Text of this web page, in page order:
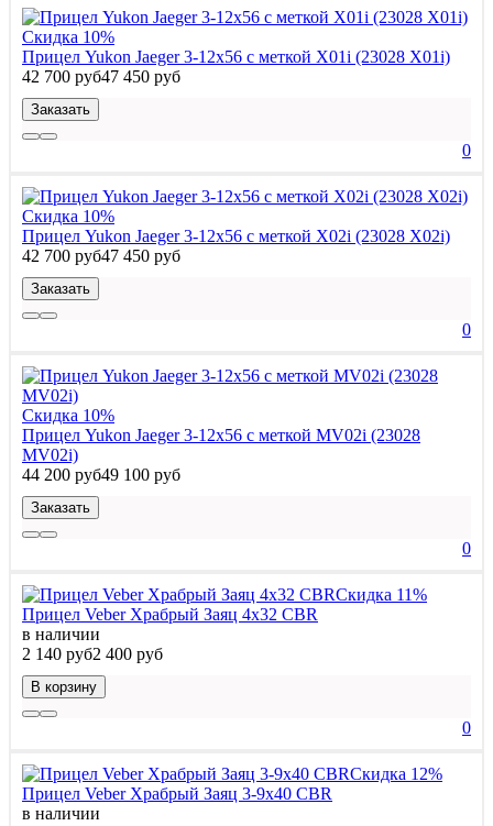
Скидка 10%
Прицел Yukon Jaeger 3-12x56 с меткой X01i (23028 X01i)
42 700 руб47 450 руб
Заказать
0
Скидка 10%
Прицел Yukon Jaeger 3-12x56 с меткой X02i (23028 X02i)
42 700 руб47 450 руб
Заказать
0
Скидка 10%
Прицел Yukon Jaeger 3-12x56 с меткой MV02i (23028
MV02i)
44 200 руб49 100 руб
Заказать
0
Скидка 11%
Прицел Veber Храбрый Заяц 4x32 CBR
в наличии
2 140 руб2 400 руб
В корзину
0
Скидка 12%
Прицел Veber Храбрый Заяц 3-9x40 CBR
в наличии